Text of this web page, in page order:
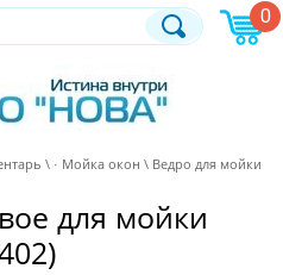
+7 (495) 120-44-81
\ · Мойка окон \ Ведро для мойки
для мойки
0